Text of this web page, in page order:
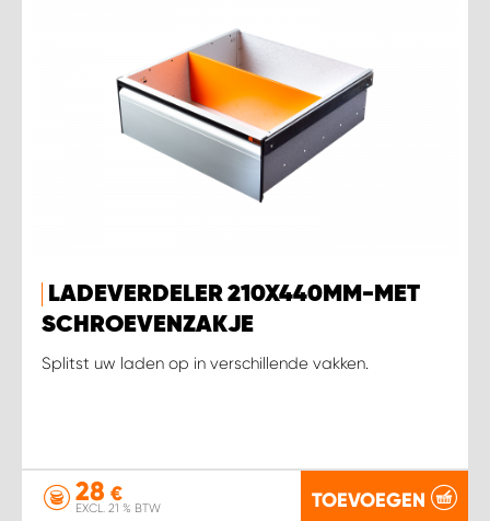
LADEVERDELER 210X440MM-MET
SCHROEVENZAKJE
Splitst uw laden op in verschillende vakken.
28 €
EXCL. 21 % BTW TOEVOEGEN